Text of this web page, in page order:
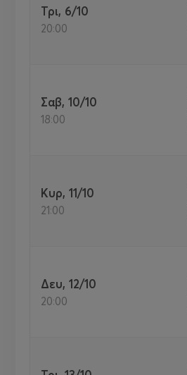
Τρι, 6/10
20:00
Σαβ, 10/10
18:00
Κυρ, 11/10
21:00
Δευ, 12/10
20:00